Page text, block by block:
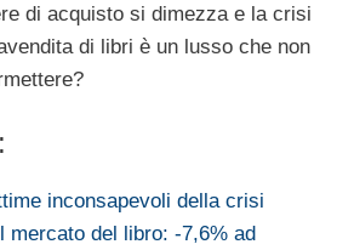
di acquisto si dimezza e la crisi
di libri è un lusso che non
inconsapevoli della crisi
mercato del libro: -7,6% ad